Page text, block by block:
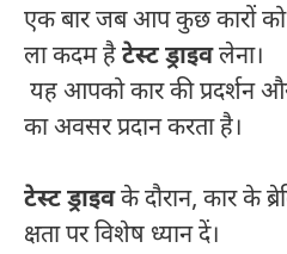
एक बार जब आप कुछ कारों को
ला कदम हैटेस्ट ड्राइवलेना।
यह आपको कार की प्रदर्शन
का अवसर प्रदान करता है।
टेस्ट ड्राइवके दौरान, कार के
क्षता पर विशेष ध्यान दें।